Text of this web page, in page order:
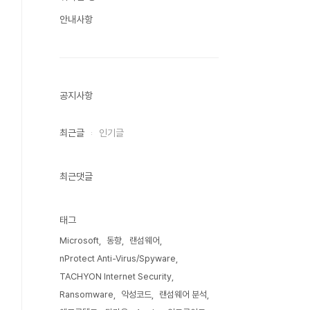
안내사항
공지사항
최근글 인기글
최근댓글
태그
Microsoft 동향
랜섬웨어
nProtect Anti-Virus/Spyware
TACHYON Internet Security
Ransomware
악성코드
랜섬웨어 분석